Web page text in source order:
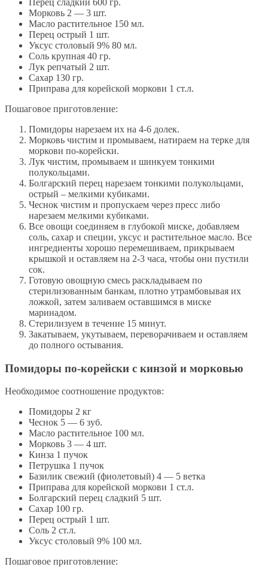
Перец сладкий 600 гр.
Морковь 2 — 3 шт.
Масло растительное 150 мл.
Перец острый 1 шт.
Уксус столовый 9% 80 мл.
Соль крупная 40 гр.
Лук репчатый 2 шт.
Сахар 130 гр.
Приправа для корейской моркови 1 ст.л.
Пошаговое приготовление:
Помидоры нарезаем их на 4-6 долек.
Морковь чистим и промываем, натираем на терке для
моркови по-корейски.
Лук чистим, промываем и шинкуем тонкими
полукольцами.
Болгарский перец нарезаем тонкими полукольцами,
острый – мелкими кубиками.
Чеснок чистим и пропускаем через пресс либо
нарезаем мелкими кубиками.
Все овощи соединяем в глубокой миске, добавляем
соль, сахар и специи, уксус и растительное масло. Все
ингредиенты хорошо перемешиваем, прикрываем
крышкой и оставляем на 2-3 часа, чтобы они пустили
сок.
Готовую овощную смесь раскладываем по
стерилизованным банкам, плотно утрамбовывая их
ложкой, затем заливаем оставшимся в миске
маринадом.
Стерилизуем в течение 15 минут.
Закатываем, укутываем, переворачиваем и оставляем
до полного остывания.
Помидоры по-корейски с кинзой и морковью
Необходимое соотношение продуктов:
Помидоры 2 кг
Чеснок 5 — 6 зуб.
Масло растительное 100 мл.
Морковь 3 — 4 шт.
Кинза 1 пучoк
Петрушка 1 пучок
Базилик свежий (фиолетовый) 4 — 5 ветка
Приправа для корейской моркови 1 ст.л.
Болгарский перец сладкий 5 шт.
Сахар 100 гр.
Перец острый 1 шт.
Соль 2 ст.л.
Уксус столовый 9% 100 мл.
Пошаговое приготовление: